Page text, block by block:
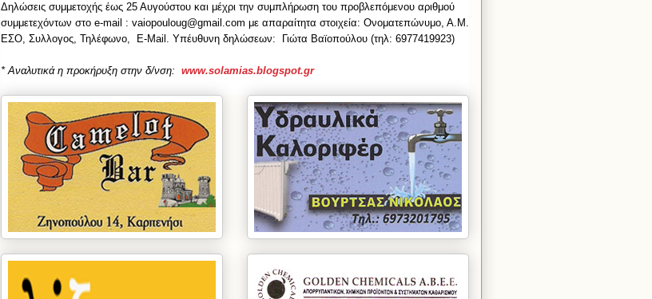
Δηλώσεις συμμετοχής έως 25 Αυγούστου και μέχρι την συμπλήρωση του προβλεπόμενου αριθμού
συμμετεχόντων στο e-mail : vaiopouloug@gmail.com με απαραίτητα στοιχεία: Ονοματεπώνυμο, Α.Μ.
ΕΣΟ, Συλλογος, Τηλέφωνο, E-Mail. Υπέυθυνη δηλώσεων: Γιώτα Βαϊοπούλου (τηλ: 6977419923)
* Αναλυτικά η προκήρυξη στην δ/νση: www.solamias.blogspot.gr